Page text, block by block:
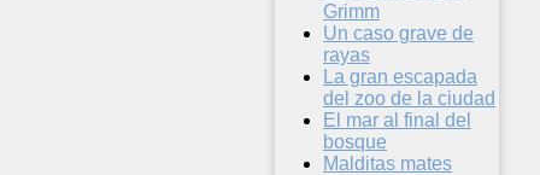
Grimm
Un caso grave de
rayas
La gran escapada
del zoo de la ciudad
El mar al final del
bosque
Malditas mates